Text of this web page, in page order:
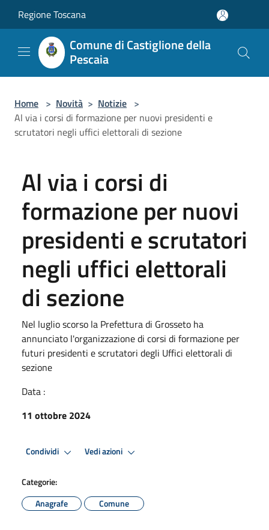
Regione Toscana
Comune di Castiglione della
Pescaia
Home > Novità > Notizie >
Al via i corsi di formazione per nuovi presidenti e
scrutatori negli uffici elettorali di sezione
Al via i corsi di
formazione per nuovi
presidenti e scrutatori
negli uffici elettorali
di sezione
Nel luglio scorso la Prefettura di Grosseto ha
annunciato l'organizzazione di corsi di formazione per
futuri presidenti e scrutatori degli Uffici elettorali di
sezione
Data :
11 ottobre 2024
Condividi Vedi azioni
Categorie:
Anagrafe
Comune